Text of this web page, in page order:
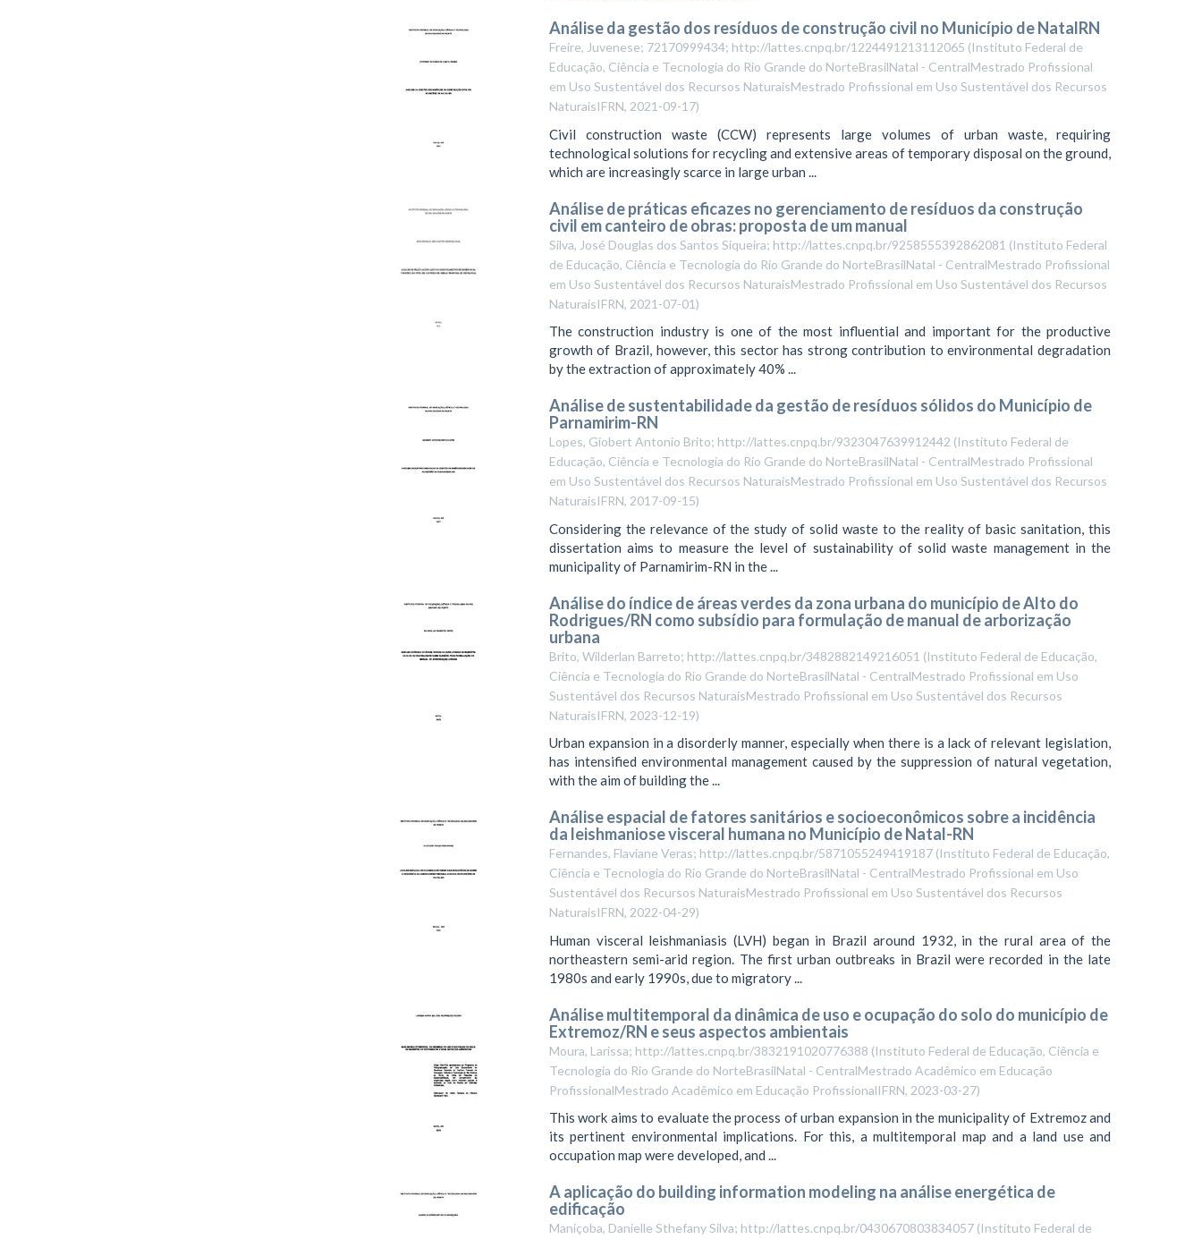
Análise da gestão dos resíduos de construção civil no Município de NatalRN
Freire, Juvenese; 72170999434; http://lattes.cnpq.br/1224491213112065 (Instituto Federal de
Educação, Ciência e Tecnologia do Rio Grande do NorteBrasilNatal - CentralMestrado Profissional
em Uso Sustentável dos Recursos NaturaisMestrado Profissional em Uso Sustentável dos Recursos
NaturaisIFRN, 2021-09-17)
Civil construction waste (CCW) represents large volumes of urban waste, requiring
technological solutions for recycling and extensive areas of temporary disposal on the ground,
which are increasingly scarce in large urban ...
Análise de práticas eficazes no gerenciamento de resíduos da construção
civil em canteiro de obras: proposta de um manual
Silva, José Douglas dos Santos Siqueira; http://lattes.cnpq.br/9258555392862081 (Instituto Federal
de Educação, Ciência e Tecnologia do Rio Grande do NorteBrasilNatal - CentralMestrado Profissional
em Uso Sustentável dos Recursos NaturaisMestrado Profissional em Uso Sustentável dos Recursos
NaturaisIFRN, 2021-07-01)
The construction industry is one of the most influential and important for the productive
growth of Brazil, however, this sector has strong contribution to environmental degradation
by the extraction of approximately 40% ...
Análise de sustentabilidade da gestão de resíduos sólidos do Município de
Parnamirim-RN
Lopes, Giobert Antonio Brito; http://lattes.cnpq.br/9323047639912442 (Instituto Federal de
Educação, Ciência e Tecnologia do Rio Grande do NorteBrasilNatal - CentralMestrado Profissional
em Uso Sustentável dos Recursos NaturaisMestrado Profissional em Uso Sustentável dos Recursos
NaturaisIFRN, 2017-09-15)
Considering the relevance of the study of solid waste to the reality of basic sanitation, this
dissertation aims to measure the level of sustainability of solid waste management in the
municipality of Parnamirim-RN in the ...
Análise do índice de áreas verdes da zona urbana do município de Alto do
Rodrigues/RN como subsídio para formulação de manual de arborização
urbana
Brito, Wilderlan Barreto; http://lattes.cnpq.br/3482882149216051 (Instituto Federal de Educação,
Ciência e Tecnologia do Rio Grande do NorteBrasilNatal - CentralMestrado Profissional em Uso
Sustentável dos Recursos NaturaisMestrado Profissional em Uso Sustentável dos Recursos
NaturaisIFRN, 2023-12-19)
Urban expansion in a disorderly manner, especially when there is a lack of relevant legislation,
has intensified environmental management caused by the suppression of natural vegetation,
with the aim of building the ...
Análise espacial de fatores sanitários e socioeconômicos sobre a incidência
da leishmaniose visceral humana no Município de Natal-RN
Fernandes, Flaviane Veras; http://lattes.cnpq.br/5871055249419187 (Instituto Federal de Educação,
Ciência e Tecnologia do Rio Grande do NorteBrasilNatal - CentralMestrado Profissional em Uso
Sustentável dos Recursos NaturaisMestrado Profissional em Uso Sustentável dos Recursos
NaturaisIFRN, 2022-04-29)
Human visceral leishmaniasis (LVH) began in Brazil around 1932, in the rural area of the
northeastern semi-arid region. The first urban outbreaks in Brazil were recorded in the late
1980s and early 1990s, due to migratory ...
Análise multitemporal da dinâmica de uso e ocupação do solo do município de
Extremoz/RN e seus aspectos ambientais
Moura, Larissa; http://lattes.cnpq.br/3832191020776388 (Instituto Federal de Educação, Ciência e
Tecnologia do Rio Grande do NorteBrasilNatal - CentralMestrado Acadêmico em Educação
ProfissionalMestrado Acadêmico em Educação ProfissionalIFRN, 2023-03-27)
This work aims to evaluate the process of urban expansion in the municipality of Extremoz and
its pertinent environmental implications. For this, a multitemporal map and a land use and
occupation map were developed, and ...
A aplicação do building information modeling na análise energética de
edificação
Maniçoba, Danielle Sthefany Silva; http://lattes.cnpq.br/0430670803834057 (Instituto Federal de